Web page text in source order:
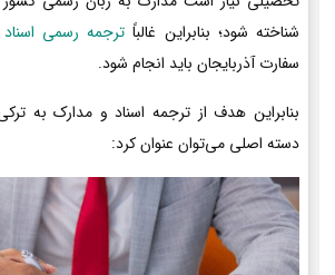
شناخته شود؛ بنابراین غالباً ترجمه رسمی اسناد
سفارت آذربایجان باید انجام شود.
بنابراین هدف از ترجمه اسناد و مدارک به
دسته اصلی می‌توان عنوان کرد: